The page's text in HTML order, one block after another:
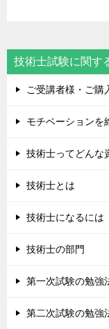
技術士試験に関す
ご受講者様・ご購
モチベーションを
技術士ってどんな
技術士とは
技術士になるには
技術士の部門
第一次試験の勉強
第二次試験の勉強